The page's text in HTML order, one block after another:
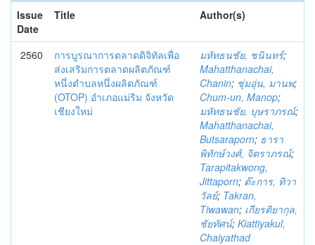
Issue
Date
Title Author(s)
2560
การบูรณาการตลาดดิจิทัลเพื่อ
ส่งเสริมการตลาดผลิตภัณฑ์
หนึ่งตำบลหนึ่งผลิตภัณฑ์
(OTOP) อำเภอแม่ริม จังหวัด
เชียงใหม่
มหัทธนชัย, ชนินทร์;
Mahatthanachai,
Chanin; ชุ่มอุ่น, มานพ;
Chum-un, Manop;
มหัทธนชัย, บุษราภรณ์;
Mahatthanachai,
Butsaraporn; ธารา
พิทักษ์วงศ์, จิตราภรณ์;
Tarapitakwong,
Jittaporn; ต๊ะการ, ทิวา
วัลย์; Takran,
Tiwawan; เกียรติยากุล,
ชัยทัศน์; Kiattiyakul,
Chaiyathad